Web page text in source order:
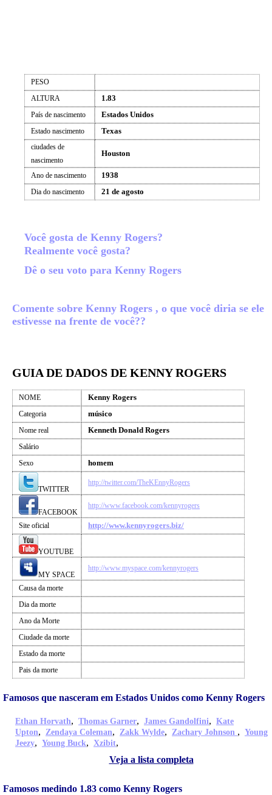
PESO
ALTURA
1.83
País de nascimento Estados Unidos
Estado nascimento Texas
ciudades de
nascimento
Houston
Ano de nascimento 1938
Dia do nascimento 21 de agosto
Você gosta de Kenny Rogers?
Realmente você gosta?
Dê o seu voto para Kenny Rogers
Comente sobre Kenny Rogers , o que você diria se ele
estivesse na frente de você??
GUIA DE DADOS DE KENNY ROGERS
NOME Kenny Rogers
Categoria músico
Nome real Kenneth Donald Rogers
Salário
Sexo
homem
TWITTER
http://twitter.com/TheKEnnyRogers
FACEBOOK
http://www.facebook.com/kennyrogers
Site oficial http://www.kennyrogers.biz/
YOUTUBE
MY SPACE
http://www.myspace.com/kennyrogers
Causa da morte
Dia da morte
Ano da Morte
Ciudade da morte
Estado da morte
Pais da morte
Famosos que nasceram em Estados Unidos como Kenny Rogers
Ethan Horvath, Thomas Garner, James Gandolfini, Kate
Upton, Zendaya Coleman, Zakk Wylde, Zachary Johnson , Young
Jeezy, Young Buck, Xzibit,
Veja a lista completa
Famosos medindo 1.83 como Kenny Rogers